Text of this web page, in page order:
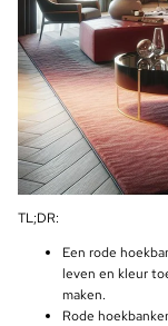
TL;DR:
Een rode
leven en kleur
maken.
Rode